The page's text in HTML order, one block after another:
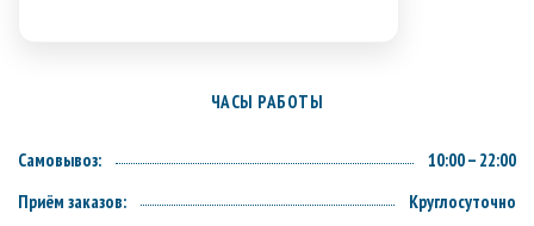
ЧАСЫ РАБОТЫ
Самовывоз:
10:00 – 22:00
Приём заказов:
Круглосуточно